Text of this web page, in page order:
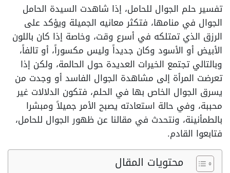
تفسير حلم الجوال للحامل، إذا شاهدت السيدة الحامل
الجوال في منامها، فتكثر معانيه الجميلة ويؤكد على
الرزق الذي تمتلكه في أسرع وقت، وخاصة إذا كان باللون
الأبيض أو الأسود وكان جديداً وليس مكسوراً، أو تالفاً،
وبالتالي تجتمع الخيرات العديدة حول الحالمة، ولكن إذا
تعرضت المرأة إلى مشاهدة الجوال الفاسد أو وجدت من
يسرق الجوال الخاص بها في الحلم، فتكون الدلالات غير
محببة، وفي حالة استعادته يصبح الأمر جميلاً ومبشرا
بالطمأنينة، ونتحدث في مقالنا عن ظهور الجوال للحامل،
فتابعوا القادم.
محتويات المقال